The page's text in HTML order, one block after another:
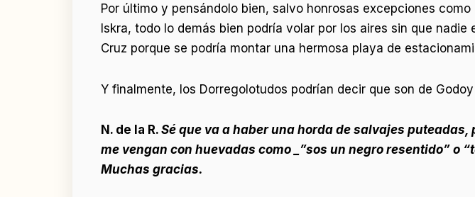
Por último y pensándolo bien, salvo honrosas excepciones
Iskra, todo lo demás bien podría volar por los aires sin que
Cruz porque se podría montar una hermosa playa de
Y finalmente, los Dorregolotudos podrían decir que son de Godoy
N. de la R. Sé que va a haber una horda de salvajes puteadas,
me vengan con huevadas como _”sos un negro resentido” o
Muchas gracias.